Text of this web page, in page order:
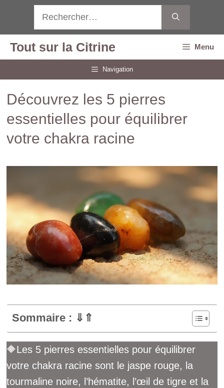
contenu
Tout sur la Citrine Menu
Navigation
Découvrez les 5 pierres
essentielles pour équilibrer
votre chakra racine
Sommaire : ⇓⇑
🔶Les 5 pierres essentielles pour équilibrer
votre chakra racine sont le jaspe rouge, la
tourmaline noire, l’hématite, l’œil de tigre et la